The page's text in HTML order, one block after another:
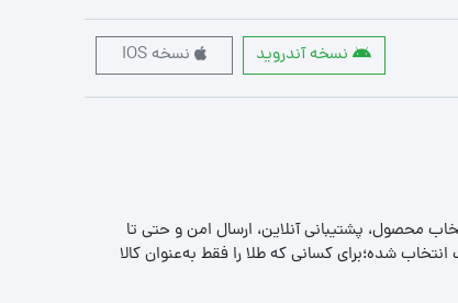
نسخه آندروید نسخه IOS
محصول، پشتیبانی آنلاین، ارسال امن و حتی تا
شده؛برای کسانی که طلا را فقط به‌عنوان کالا